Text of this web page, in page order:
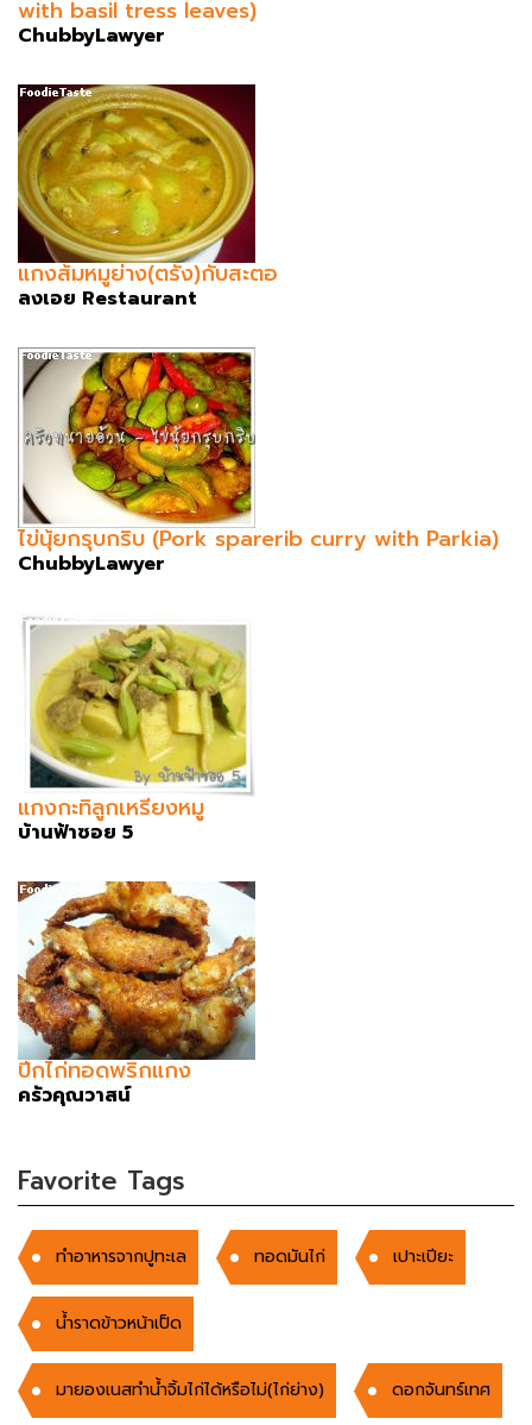
with basil tress leaves)
ChubbyLawyer
แกงส้มหมูย่าง(ตรัง)กับสะตอ
ลงเอย Restaurant
ไข่นุ้ยกรุบกริบ (Pork sparerib curry with Parkia)
ChubbyLawyer
แกงกะทิลูกเหรียงหมู
บ้านฟ้าซอย 5
ปีกไก่ทอดพริกแกง
ครัวคุณวาสน์
Favorite Tags
ทำอาหารจากปูทะเล ทอดมันไก่ เปาะเปียะ
น้ำราดข้าวหน้าเป็ด
มายองเนสทำน้ำจิ้มไก่ได้หรือไม่(ไก่ย่าง) ดอกจันทร์เทศ